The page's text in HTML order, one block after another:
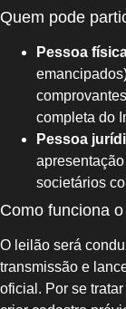
Quem pode
Pessoa
completa do
Pessoa
societários
Como funciona
O leilão será
transmissão e
oficial. Por se